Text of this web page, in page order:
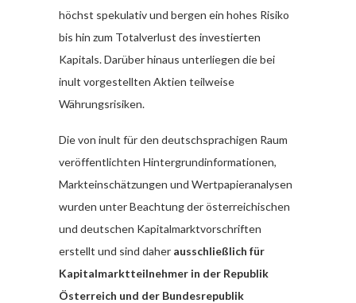
höchst spekulativ und bergen ein hohes Risiko
bis hin zum Totalverlust des investierten
Kapitals. Darüber hinaus unterliegen die bei
inult vorgestellten Aktien teilweise
Währungsrisiken.
Die von inult für den deutschsprachigen Raum
veröffentlichten Hintergrundinformationen,
Markteinschätzungen und Wertpapieranalysen
wurden unter Beachtung der österreichischen
und deutschen Kapitalmarktvorschriften
erstellt und sind daher ausschließlich für
Kapitalmarktteilnehmer in der Republik
Österreich und der Bundesrepublik